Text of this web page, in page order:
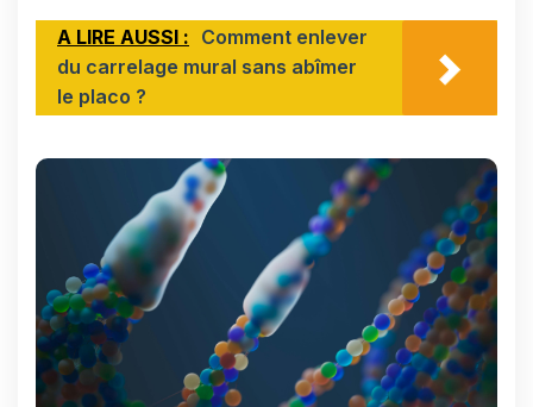
A LIRE AUSSI : Comment enlever
du carrelage mural sans abîmer
le placo ?